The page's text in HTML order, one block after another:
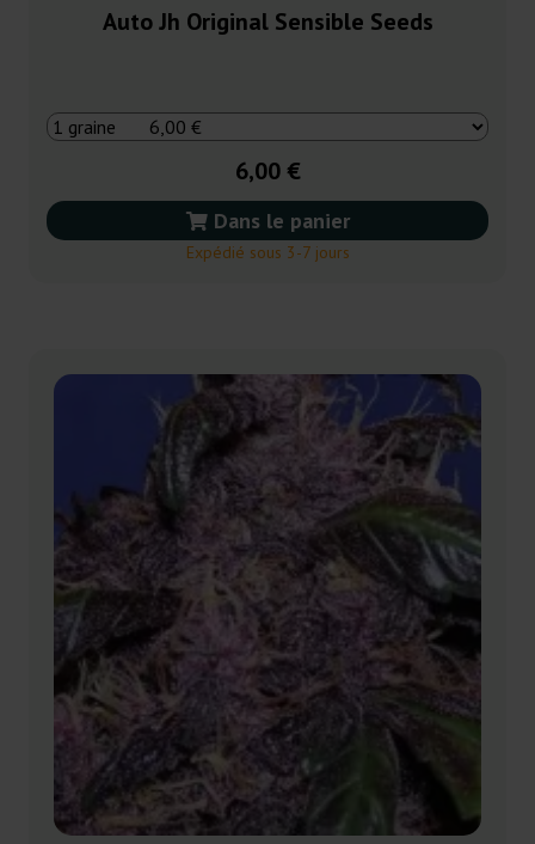
Auto Jh Original Sensible Seeds
6,00 €
Dans le panier
Expédié sous 3-7 jours